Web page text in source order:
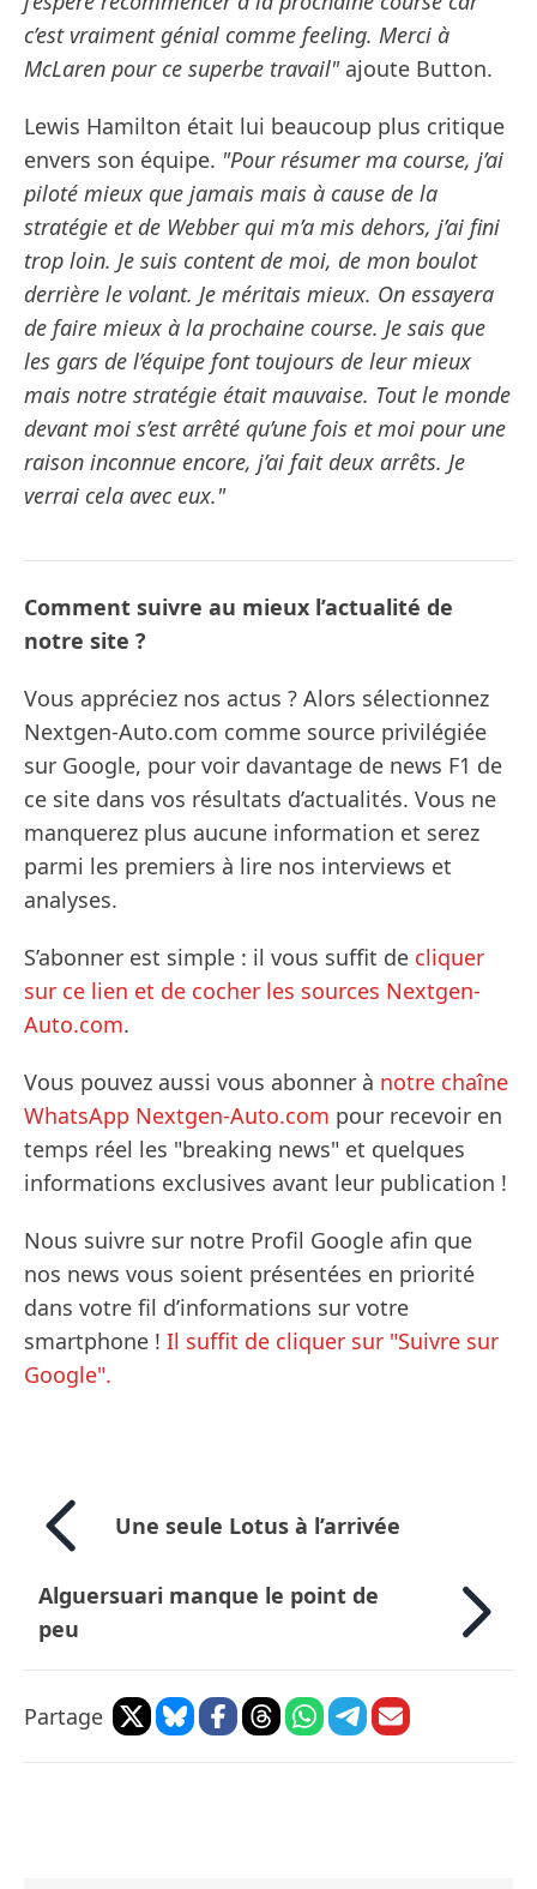
c’est vraiment génial comme feeling. Merci à
McLaren pour ce superbe travail"ajoute Button.
Lewis Hamilton était lui beaucoup plus critique
envers son équipe. "Pour résumer ma course, j’ai
piloté mieux que jamais mais à cause de la
stratégie et de Webber qui m’a mis dehors, j’ai fini
trop loin. Je suis content de moi, de mon boulot
derrière le volant. Je méritais mieux. On essayera
de faire mieux à la prochaine course. Je sais que
les gars de l’équipe font toujours de leur mieux
mais notre stratégie était mauvaise. Tout le monde
devant moi s’est arrêté qu’une fois et moi pour une
raison inconnue encore, j’ai fait deux arrêts. Je
verrai cela avec eux."
Comment suivre au mieux l’actualité de
notre site ?
Vous appréciez nos actus ? Alors sélectionnez
Nextgen-Auto.com comme source privilégiée
sur Google, pour voir davantage de news F1 de
ce site dans vos résultats d’actualités. Vous ne
manquerez plus aucune information et serez
parmi les premiers à lire nos interviews et
analyses.
S’abonner est simple : il vous suffit de cliquer
sur ce lien et de cocher les sources Nextgen-
Auto.com.
Vous pouvez aussi vous abonner à notre chaîne
WhatsApp Nextgen-Auto.com pour recevoir en
temps réel les "breaking news" et quelques
informations exclusives avant leur publication !
Nous suivre sur notre Profil Google afin que
nos news vous soient présentées en priorité
dans votre fil d’informations sur votre
smartphone ! Il suffit de cliquer sur "Suivre sur
Google".
Une seule Lotus à l’arrivée
Alguersuari manque le point de
peu
Partage